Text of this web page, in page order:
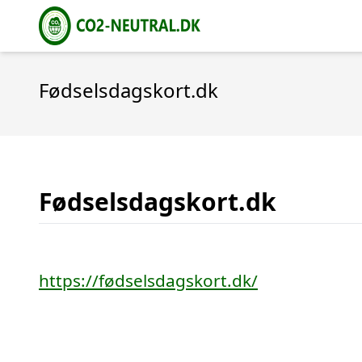
Fødselsdagskort.dk
Fødselsdagskort.dk
https://fødselsdagskort.dk/